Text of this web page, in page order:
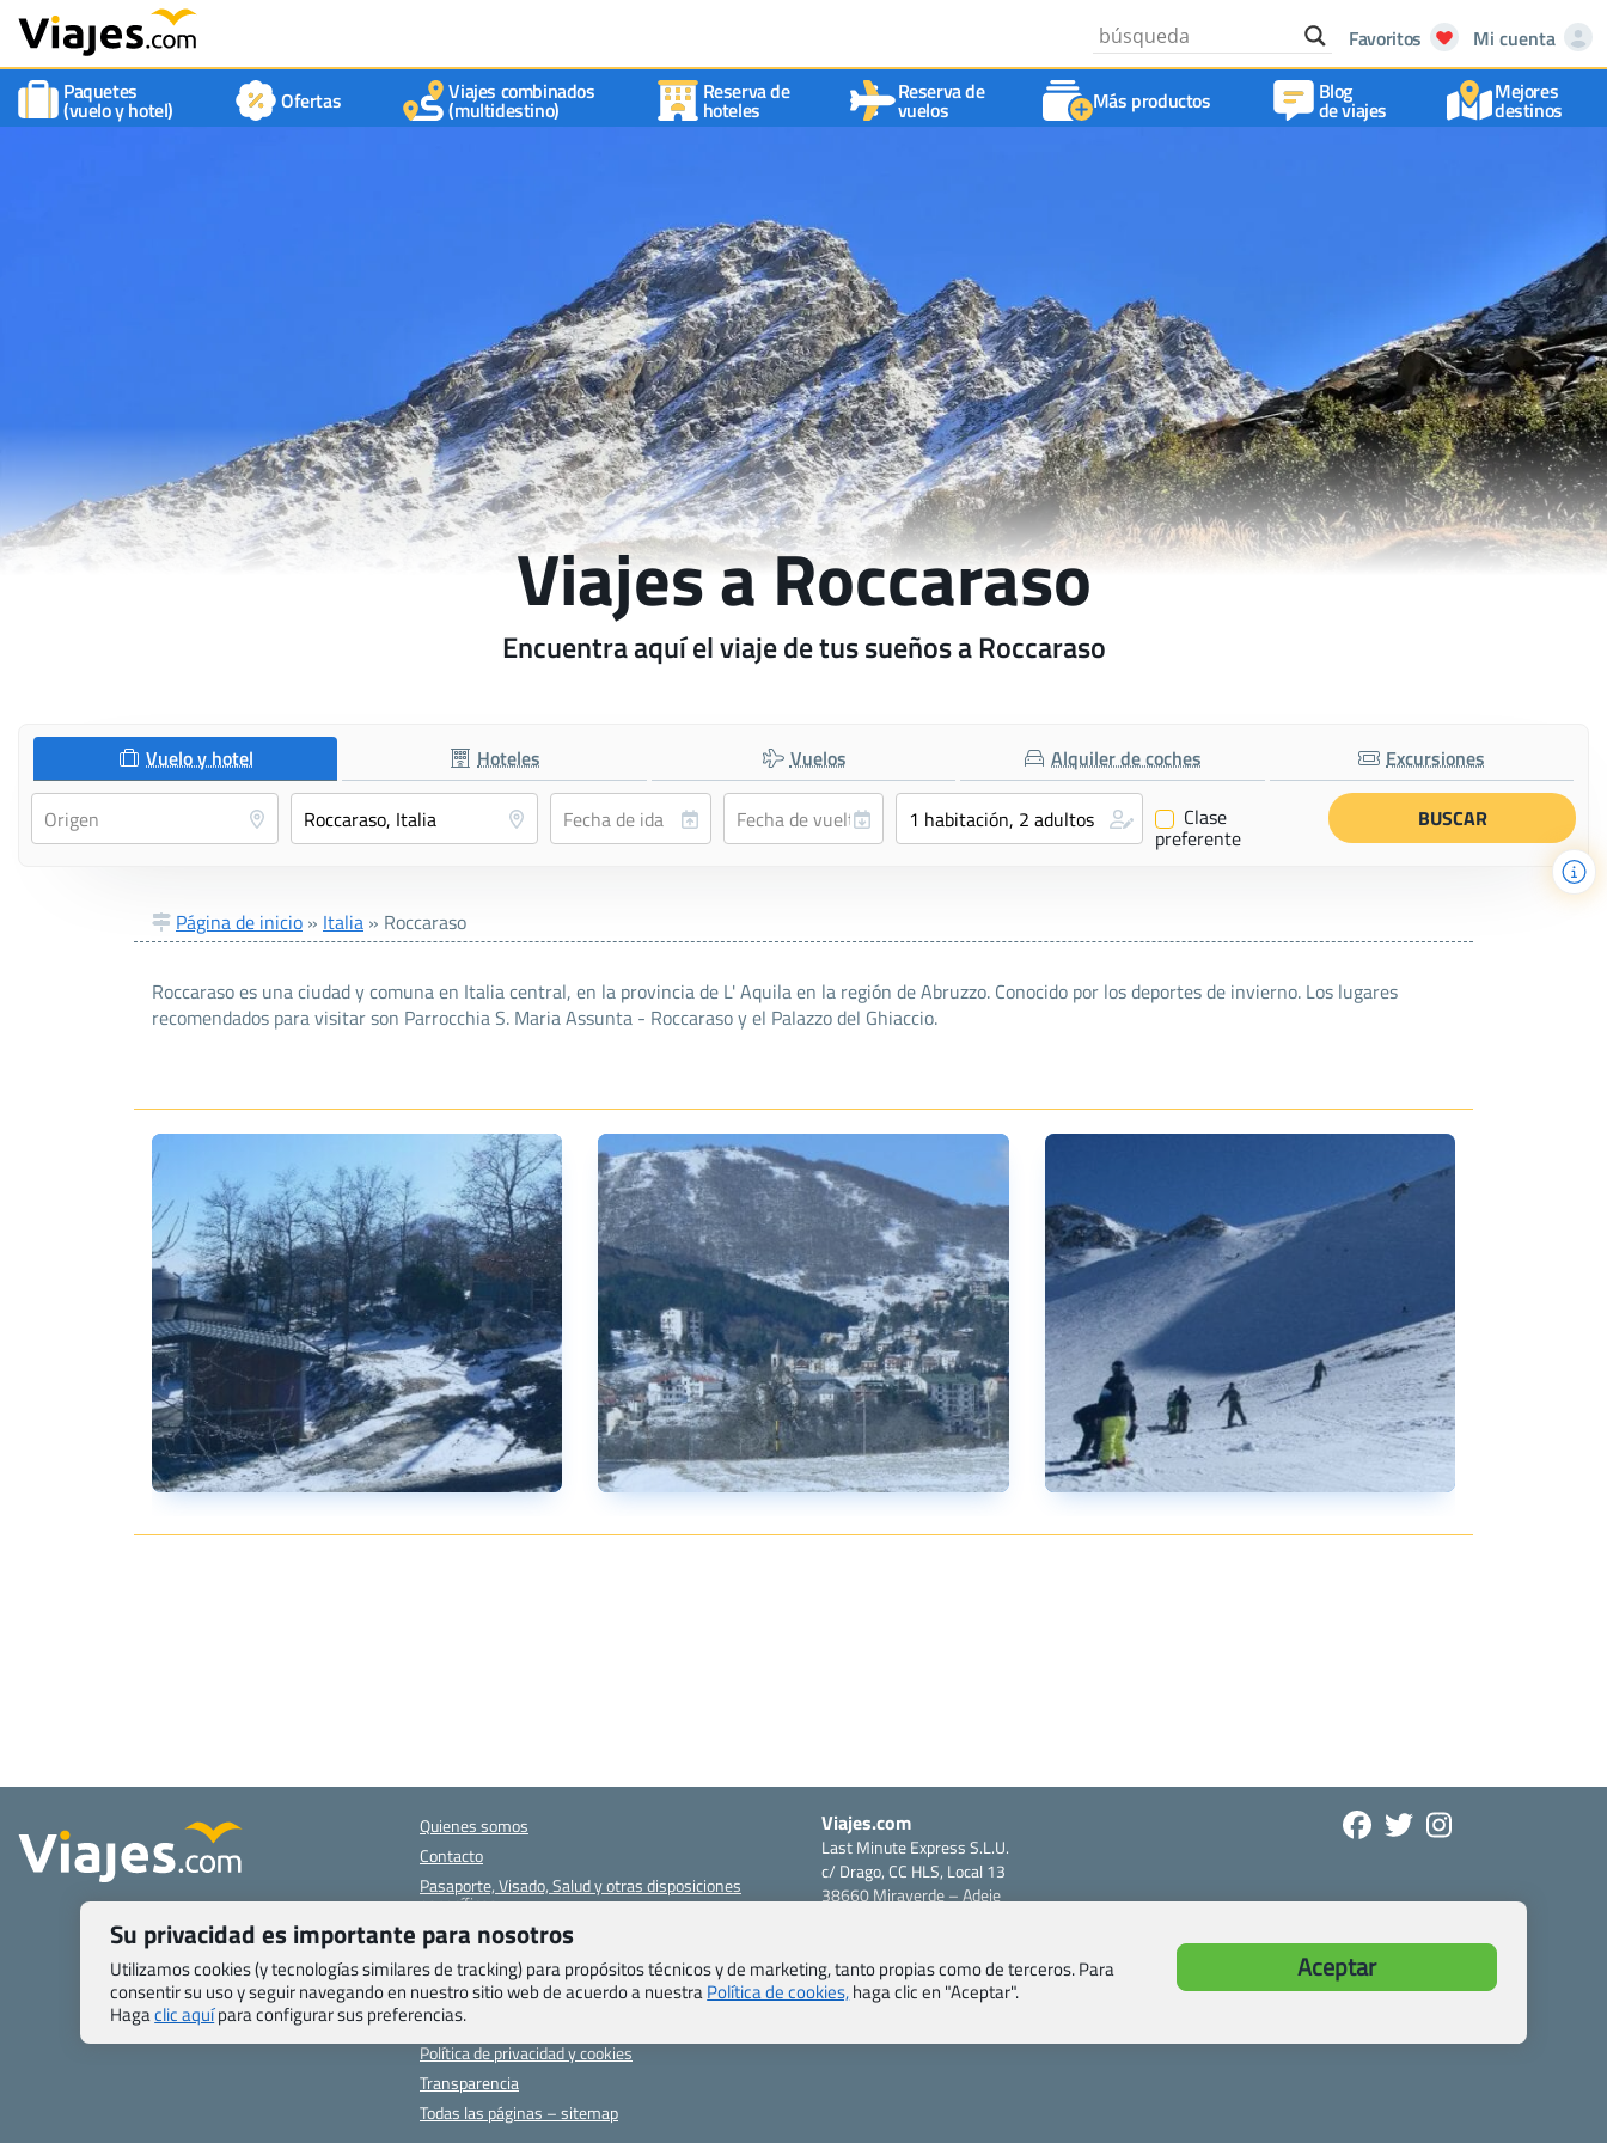
Favoritos
Mi cuenta
Paquetes
(vuelo y hotel) Ofertas Viajes combinados
(multidestino)
Reserva de
hoteles
Reserva de
vuelos Más productos Blog
de viajes
Mejores
destinos
Viajes a Roccaraso
Encuentra aquí el viaje de tus sueños a Roccaraso
Vuelo y hotel Hoteles Vuelos Alquiler de coches Excursiones
✔ Clase
preferente
Página de inicio » Italia » Roccaraso
Roccaraso es una ciudad y comuna en Italia central, en la provincia de L' Aquila en la región de Abruzzo. Conocido por los deportes de invierno. Los lugares
recomendados para visitar son Parrocchia S. Maria Assunta - Roccaraso y el Palazzo del Ghiaccio.
Quienes somos
Contacto
Pasaporte, Visado, Salud y otras disposiciones
específicas
Blog de Viajes.com
Registro de agencias
Preguntas frecuentes
Condiciones generales
Política de privacidad y cookies
Transparencia
Todas las páginas – sitemap
Viajes.com
Last Minute Express S.L.U.
c/ Drago, CC HLS, Local 13
38660 Miraverde – Adeje
Tfno: +34 922-97-17-27
Su privacidad es importante para nosotros
Utilizamos cookies (y tecnologías similares de tracking) para propósitos técnicos y de marketing, tanto propias como de terceros. Para
consentir su uso y seguir navegando en nuestro sitio web de acuerdo a nuestraPolítica de cookies,haga clic en "Aceptar".
Hagaclic aquípara configurar sus preferencias.
Aceptar